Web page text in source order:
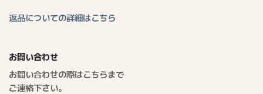
返品についての詳細はこちら
お問い合わせ
お問い合わせの際はこちらまで
ご連絡下さい。